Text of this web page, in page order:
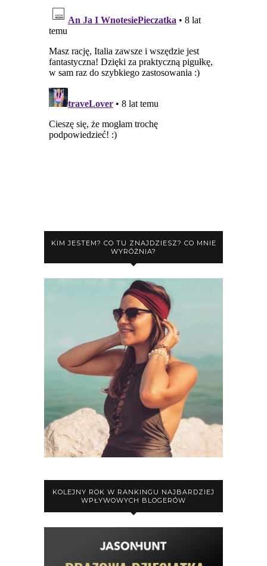
KIM JESTEM? CO TU ZNAJDZIESZ? CO MNIE
WYRÓŻNIA?
KOLEJNY ROK W RANKINGU NAJBARDZIEJ
WPŁYWOWYCH BLOGERÓW